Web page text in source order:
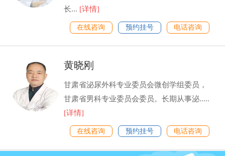
长... [详情]
在线咨询 预约挂号 电话咨询
黄晓刚
甘肃省泌尿外科专业委员会微创学组委员，
甘肃省男科专业委员会委员。长期从事泌.....
[详情]
在线咨询 预约挂号 电话咨询